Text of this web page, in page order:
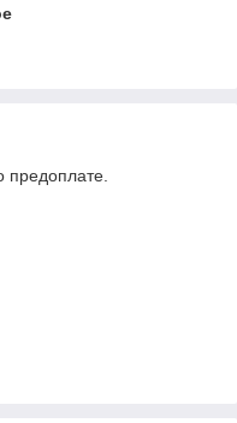
предоплате.